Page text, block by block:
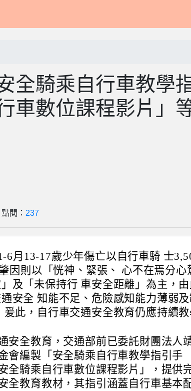
全騎乘自行車教學
車數位課程影片」
閱： 237
6月13-17歲少年傷亡以自行車騎 士
因則以「恍神、緊張、 心不在焉分心
及「未保持行 車安全距離」為主，
安全 知能不足、危險感知能力薄弱
此，自行車交通安全教育仍應持續
安全教育，交通部前已委託財團法人
會編製「安全騎乘自行車教學指引手
全騎乘自行車數位課程影片」，提供
全教育教材，其指引涵蓋自行車基本